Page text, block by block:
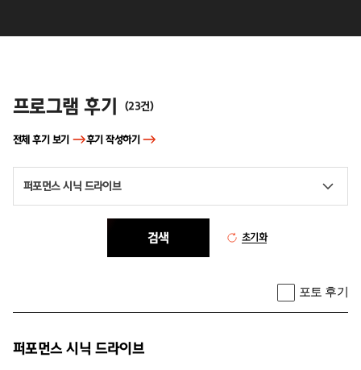
후기
프로그램 후기 (23건)
전체 후기 보기 후기 작성하기
퍼포먼스 시닉 드라이브
검색 초기화
포토 후기
퍼포먼스 시닉 드라이브